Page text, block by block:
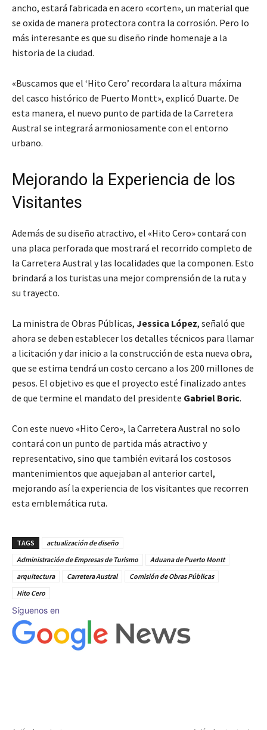
ancho, estará fabricada en acero «corten», un material que
se oxida de manera protectora contra la corrosión. Pero lo
más interesante es que su diseño rinde homenaje a la
historia de la ciudad.
«Buscamos que el ‘Hito Cero’ recordara la altura máxima
del casco histórico de Puerto Montt», explicó Duarte. De
esta manera, el nuevo punto de partida de la Carretera
Austral se integrará armoniosamente con el entorno
urbano.
Mejorando la Experiencia de los
Visitantes
Además de su diseño atractivo, el «Hito Cero» contará con
una placa perforada que mostrará el recorrido completo de
la Carretera Austral y las localidades que la componen. Esto
brindará a los turistas una mejor comprensión de la ruta y
su trayecto.
La ministra de Obras Públicas, Jessica López, señaló que
ahora se deben establecer los detalles técnicos para llamar
a licitación y dar inicio a la construcción de esta nueva obra,
que se estima tendrá un costo cercano a los 200 millones de
pesos. El objetivo es que el proyecto esté finalizado antes
de que termine el mandato del presidente Gabriel Boric.
Con este nuevo «Hito Cero», la Carretera Austral no solo
contará con un punto de partida más atractivo y
representativo, sino que también evitará los costosos
mantenimientos que aquejaban al anterior cartel,
mejorando así la experiencia de los visitantes que recorren
esta emblemática ruta.
TAGS
actualización de diseño
Administración de Empresas de Turismo
Aduana de Puerto Montt
arquitectura
Carretera Austral
Comisión de Obras Públicas
Hito Cero
Síguenos en